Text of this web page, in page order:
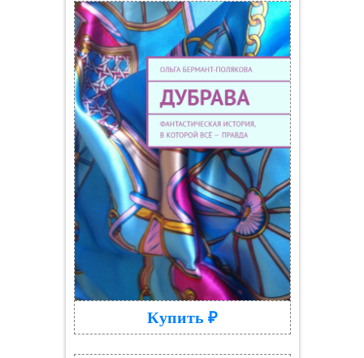
Купить ₽